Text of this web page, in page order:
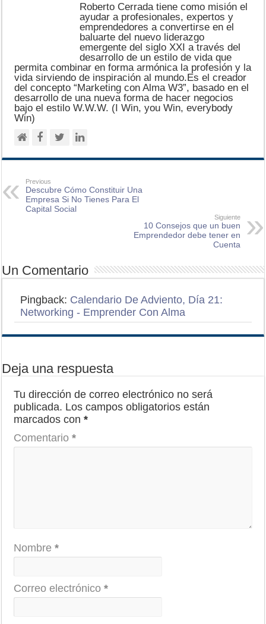
Roberto Cerrada tiene como misión el
ayudar a profesionales, expertos y
emprendedores a convertirse en el
baluarte del nuevo liderazgo
emergente del siglo XXI a través del
desarrollo de un estilo de vida que
permita combinar en forma armónica la profesión y la
vida sirviendo de inspiración al mundo.Es el creador
del concepto “Marketing con Alma W3”, basado en el
desarrollo de una nueva forma de hacer negocios
bajo el estilo W.W.W. (I Win, you Win, everybody
Win)
Previous
Descubre Cómo Constituir Una
Empresa Si No Tienes Para El
Capital Social
Siguiente
10 Consejos que un buen
Emprendedor debe tener en
Cuenta
Un Comentario
Pingback: Calendario De Adviento, Día 21:
Networking - Emprender Con Alma
Deja una respuesta
Tu dirección de correo electrónico no será
publicada. Los campos obligatorios están
marcados con*
Comentario*
Nombre*
Correo electrónico*